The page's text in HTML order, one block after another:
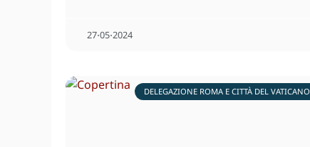
27⋅05⋅2024
DELEGAZIONE ROMA E CITTÀ DEL VATICANO